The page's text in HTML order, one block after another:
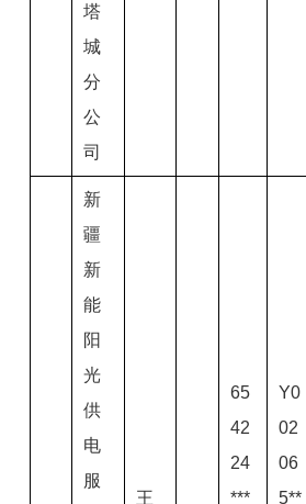
塔
城
分
公
司
新
疆
新
能
阳
光
供
电
服
王
65
42
24
***
Y0
02
06
5**